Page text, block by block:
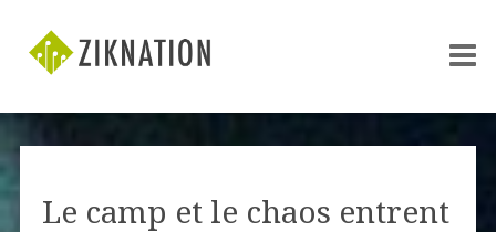
Le camp et le chaos entrent